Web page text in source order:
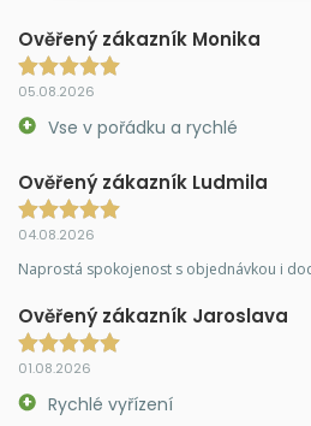
Ověřený zákazník Monika
05.08.2026
Vse v pořádku a rychlé
Ověřený zákazník Ludmila
04.08.2026
Naprostá spokojenost s objednávkou i
Ověřený zákazník Jaroslava
01.08.2026
Rychlé vyřízení